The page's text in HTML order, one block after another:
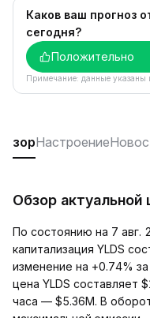
Каков ваш прогноз
сегодня?
Положительно
Примечание: данные указаны
Настроение
Обзор актуальной
По состоянию на 7 авг.
капитализация YLDS
изменение на +0.74%
цена YLDS составляет
часа — $5.36M. В